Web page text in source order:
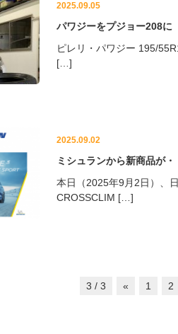
2025.09.05
パワジーをプジョー208に
ピレリ・パワジー 195/
[…]
2025.09.02
ミシュランから新商品が・
本日（2025年9月2日）、
CROSSCLIM […]
3 / 3 « 1 2